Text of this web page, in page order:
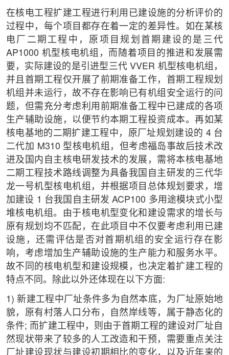
在核电工程扩建工程进行利用已建设施的分析评价的
过程中，每个项目都存在着一定的差异性。如在某核
电厂二期工程中，原项目规划首期建设的是三代
AP1000 机型核电机组，而随着项目的推进和发展需
要，实际建设的是引进型三代 VVER 机型核电机组，
并且首期工程仅开展了前期准备工作，首期工程规划
机组并未运行，故不存在影响已有机组安全运行的问
题，但需充分考虑利用前期准备工程中已建成的各项
生产辅助设施，以便节约本期工程投资成本。再如某
核电基地的二期扩建工程中，原厂址规划建设的 4 台
二代加 M310 型核电机组，但考虑福岛事故后技术改
进及国内自主核电研发技术的发展，需将本核电基地
二期工程技术路线调整为具备我国自主研发的三代华
龙一号机型核电机组，并根据项目总体规划要求，增
加建设 1 台我国自主研发 ACP100 多用途模块式小型
堆核电机组。由于核电机型变化和建设需求的增长与
原有规划均不匹配，在此项目中不仅要考虑利用已建
设施，还需评估是否对首期机组的安全运行存在影
响，考虑增加生产辅助设施的生产能力和服务水平。
故不同的核电机型和建设规模，也决定着扩建工程的
特点不同。除此以外还体现在以下方面:
1) 新建工程中厂址条件多为自然本底，为厂址原始地
貌，原有村落人口分布，自然岸线等，属于静态化的
条件; 而扩建工程中，则由于首期工程的建设对厂址自
然现状带来了较多的人工改造和干预，需要重点关注
厂址建设现状与建设初期相比的变化，以及近年来的